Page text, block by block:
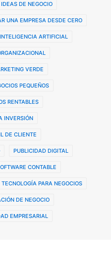
IDEAS DE NEGOCIO
UNA EMPRESA DESDE CERO
INTELIGENCIA ARTIFICIAL
VERDE
PEQUEÑOS
RENTABLES
INVERSIÓN
DE CLIENTE
PUBLICIDAD DIGITAL
CONTABLE
TECNOLOGÍA PARA NEGOCIOS
DE NEGOCIO
EMPRESARIAL